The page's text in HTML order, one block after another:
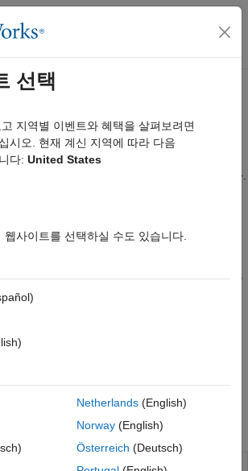
탐색 메뉴 토글
선택하기
.NET 대리자
의 .NET 데이터형
®
과 .NET 간 데이터 전달
를 호출할 경우 MATLAB은 대부분의
인수를 자동으로 .NET 유형으로 변환합니다.
열을 전달하려면
으로 구성된 배열을 전달하려면
메서드에 전달할 수 없습니다.
리미티브 .NET 반환 유형을 상응하는 MATLAB
자동으로 변환합니다.
명령에 데이터를 사용하기 전에 사각형
MATLAB 숫자형 함수를 사용하고 가변 배열
체로 변환하려면
Array for nonprimitive .NET types
선택
지역별 이벤트와 혜택을 살펴보려면
시오. 현재 계신 지역에 따라 다음
다: United States
웹사이트를 선택하실 수도 있습니다.
Netherlands(English)
Norway(English)
Österreich (Deutsch)